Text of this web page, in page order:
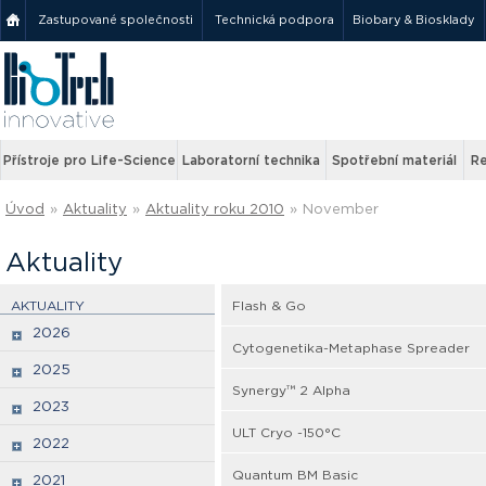
Zastupované společnosti Technická podpora Biobary & Biosklady
Přístroje pro Life-Science Laboratorní technika Spotřební materiál
Úvod » Aktuality » Aktuality roku 2010 » November
Aktuality
AKTUALITY
2026
2025
2023
2022
2021
Flash & Go
Cytogenetika-Metaphase Spreader
Synergy™ 2 Alpha
ULT Cryo -150°C
Quantum BM Basic